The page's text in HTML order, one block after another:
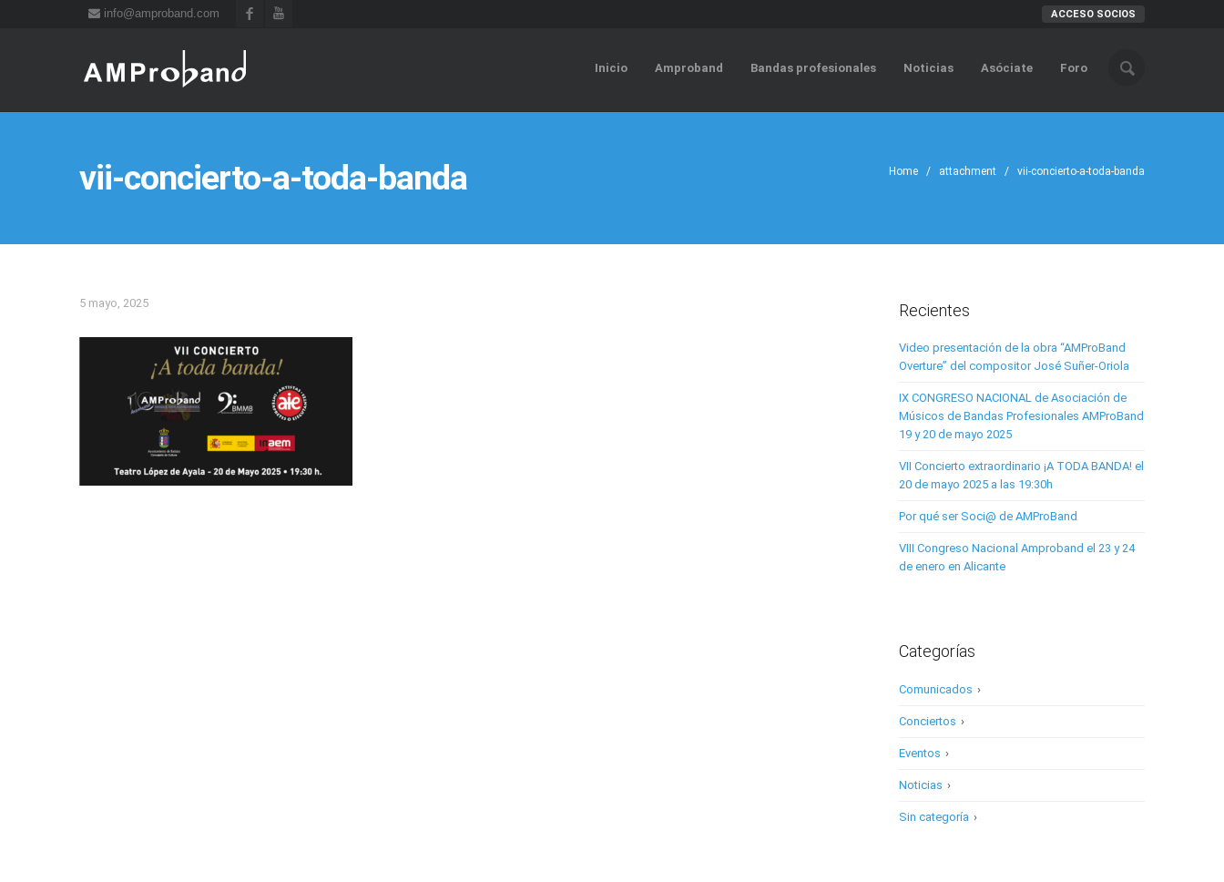
info@amproband.com ACCESO SOCIOS
Inicio Amproband Bandas profesionales Noticias Asóciate Foro
vii-concierto-a-toda-banda Home / attachment / vii-concierto-a-toda-banda
5 mayo, 2025 Recientes
Video presentación de la obra “AMProBand
Overture” del compositor José Suñer-Oriola
IX CONGRESO NACIONAL de Asociación de
Músicos de Bandas Profesionales AMProBand
19 y 20 de mayo 2025
VII Concierto extraordinario ¡A TODA BANDA! el
20 de mayo 2025 a las 19:30h
Por qué ser Soci@ de AMProBand
VIII Congreso Nacional Amproband el 23 y 24
de enero en Alicante
Categorías
›
Comunicados
›
Conciertos
›
Eventos
›
Noticias
›
Sin categoría